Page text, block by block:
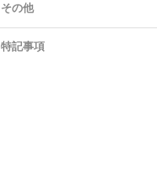
その他
特記事項